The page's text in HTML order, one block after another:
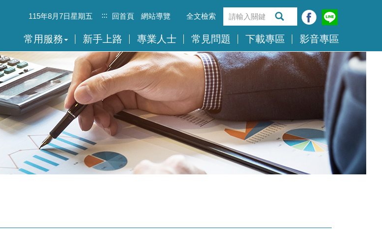
115年8月7日星期五 ::: 回首頁 網站導覽 全文檢索
常用服務 新手上路 專業人士 常見問題 下載專區 影音專區